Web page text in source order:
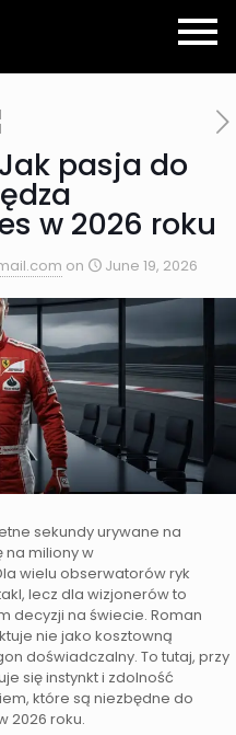
pasja do
w 2026 roku
on June 19, 2026
sekundy urywane na
na miliony w
wielu obserwatorów ryk
lecz dla wizjonerów to
decyzji na świecie. Roman
nie jako kosztowną
doświadczalny. To tutaj, przy
się instynkt i zdolność
które są niezbędne do
2026 roku.